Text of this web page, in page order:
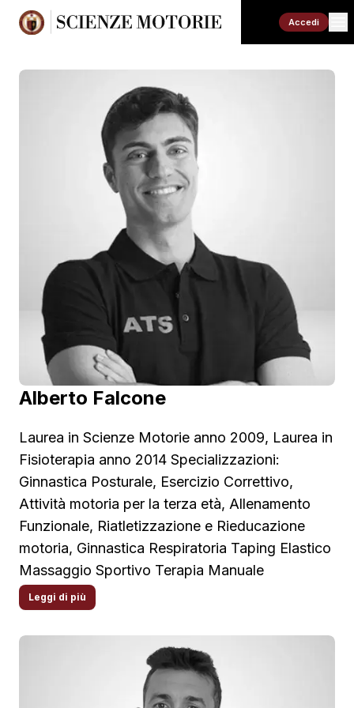
Accedi
Alberto Falcone
Laurea in Scienze Motorie anno 2009, Laurea in
Fisioterapia anno 2014 Specializzazioni:
Ginnastica Posturale, Esercizio Correttivo,
Attività motoria per la terza età, Allenamento
Funzionale, Riatletizzazione e Rieducazione
motoria, Ginnastica Respiratoria Taping Elastico
Massaggio Sportivo Terapia Manuale
Rieducazione Posturale Mio-Fasciale Sport
Praticati: Nuoto, Calcio, Allenamento
Funzionale. Esperienze Lavorative: Istruttore
Personal trainer in centri sportivi e fitness
Istruttore di Ginnastica Posturale di gruppo e
individuale Istruttore di Fitness musicale e
Leggi di più